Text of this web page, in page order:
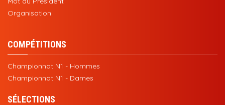
Organisation
COMPÉTITIONS
Championnat N1 - Hommes
Championnat N1 - Dames
SÉLECTIONS